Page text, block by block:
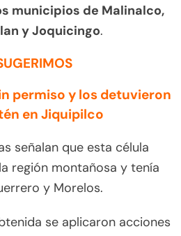
municipios de Malinalco,
y Joquicingo.
permiso y los detuvieron
en Jiquipilco
señalan que esta célula
región montañosa y tenía
y Morelos.
se aplicaron acciones